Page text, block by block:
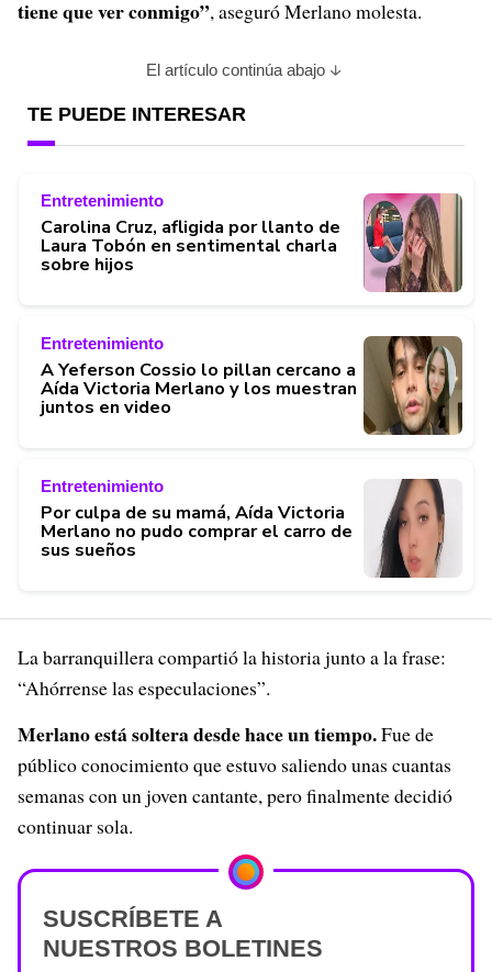
tiene que ver conmigo”, aseguró Merlano molesta.
El artículo continúa abajo
TE PUEDE INTERESAR
Entretenimiento
Carolina Cruz, afligida por llanto de
Laura Tobón en sentimental charla
sobre hijos
Entretenimiento
A Yeferson Cossio lo pillan cercano a
Aída Victoria Merlano y los muestran
juntos en video
Entretenimiento
Por culpa de su mamá, Aída Victoria
Merlano no pudo comprar el carro de
sus sueños
La barranquillera compartió la historia junto a la frase:
“Ahórrense las especulaciones”.
Merlano está soltera desde hace un tiempo.Fue de
público conocimiento que estuvo saliendo unas cuantas
semanas con un joven cantante, pero finalmente decidió
continuar sola.
SUSCRÍBETE A
NUESTROS BOLETINES